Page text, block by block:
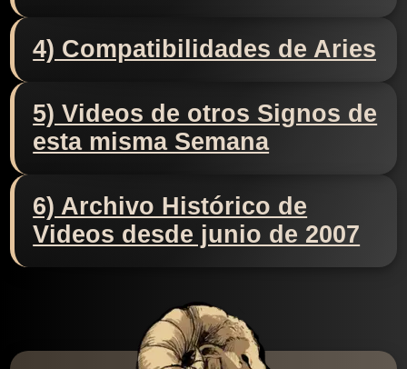
4) Compatibilidades de Aries
5) Videos de otros Signos de
esta misma Semana
6) Archivo Histórico de
Videos desde junio de 2007